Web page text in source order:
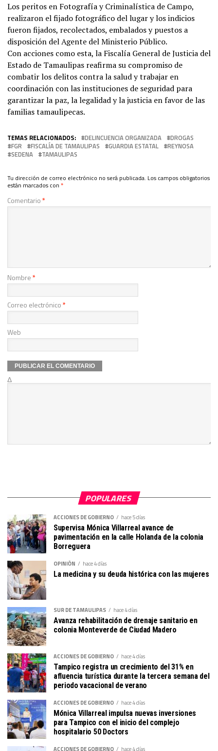
Los peritos en Fotografía y Criminalística de Campo,
realizaron el fijado fotográfico del lugar y los indicios
fueron fijados, recolectados, embalados y puestos a
disposición del Agente del Ministerio Público.
Con acciones como esta, la Fiscalía General de Justicia del
Estado de Tamaulipas reafirma su compromiso de
combatir los delitos contra la salud y trabajar en
coordinación con las instituciones de seguridad para
garantizar la paz, la legalidad y la justicia en favor de las
familias tamaulipecas.
TEMAS RELACIONADOS: DELINCUENCIA ORGANIZADA
DROGAS
FGR
FISCALÍA DE TAMAULIPAS GUARDIA ESTATAL
REYNOSA
SEDENA
TAMAULIPAS
Tu dirección de correo electrónico no será publicada. Los campos obligatorios
están marcados con *
Comentario*
Nombre*
Correo electrónico*
Web
Δ
POPULARES
ACCIONES DE GOBIERNO hace 5 días
Supervisa Mónica Villarreal avance de
pavimentación en la calle Holanda de la colonia
Borreguera
OPINIÓN hace 4 días
La medicina y su deuda histórica con las mujeres
SUR DE TAMAULIPAS hace 4 días
Avanza rehabilitación de drenaje sanitario en
colonia Monteverde de Ciudad Madero
ACCIONES DE GOBIERNO hace 4 días
Tampico registra un crecimiento del 31% en
afluencia turística durante la tercera semana del
periodo vacacional de verano
ACCIONES DE GOBIERNO hace 4 días
Mónica Villarreal impulsa nuevas inversiones
para Tampico con el inicio del complejo
hospitalario 50 Doctors
ACCIONES DE GOBIERNO hace 4 días